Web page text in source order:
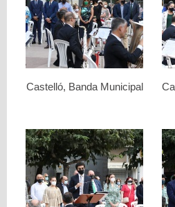
Castelló, Banda Municipal